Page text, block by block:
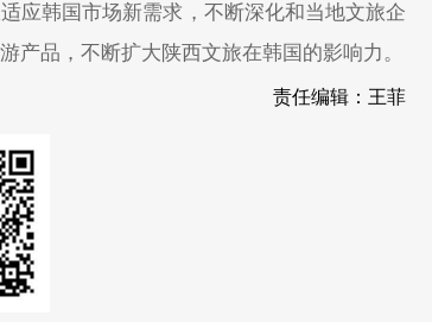
应韩国市场新需求，不断深化和当地文旅企
产品，不断扩大陕西文旅在韩国的影响力。
责任编辑：王菲